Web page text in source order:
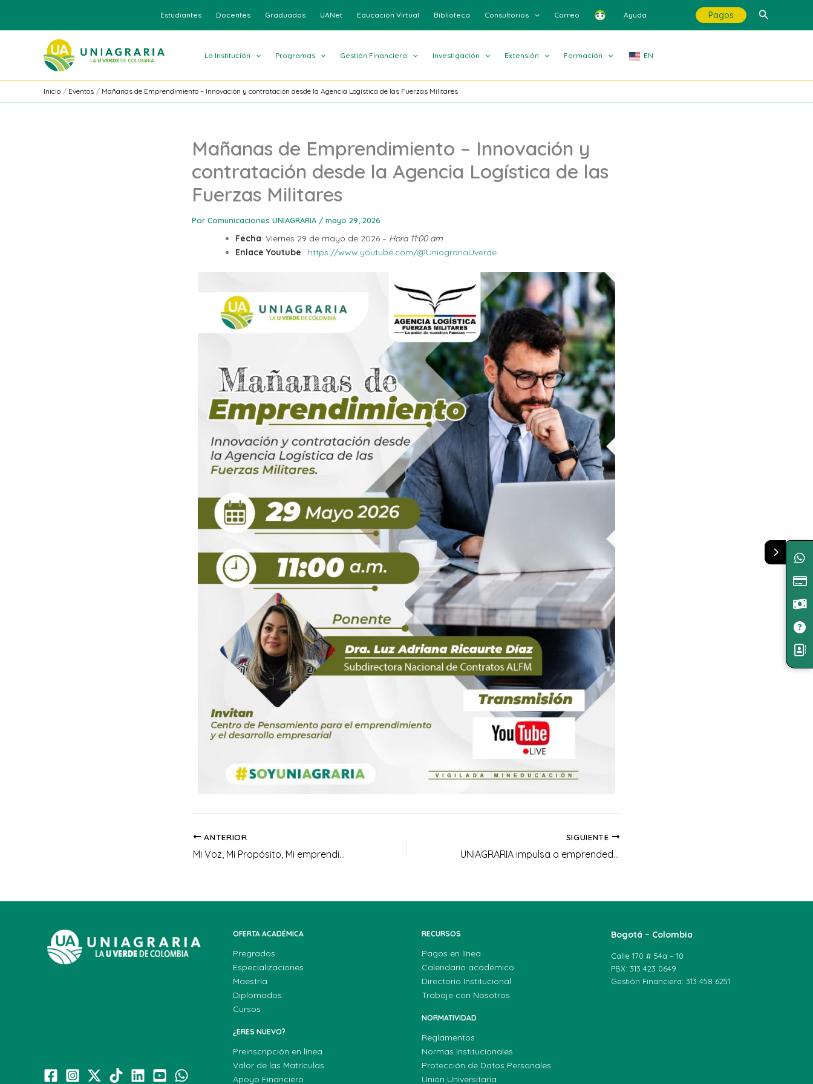
contenido
Estudiantes Docentes Graduados UANet Educación Virtual Biblioteca Consultorios Correo Ayuda Pagos Buscar
La Institución Programas Gestión Financiera Investigación Extensión Formación EN
Inicio Eventos Mañanas de Emprendimiento – Innovación y contratación desde la Agencia Logística de las Fuerzas Militares
Mañanas de Emprendimiento – Innovación y
contratación desde la Agencia Logística de las
Fuerzas Militares
Por Comunicaciones UNIAGRARIA / mayo 29, 2026
Fecha: Viernes 29 de mayo de 2026 – Hora 11:00 am
Enlace Youtube: https://www.youtube.com/@UniagrariaUverde
ANTERIOR
Mi Voz, Mi Propósito, Mi emprendimiento – Cap 11
SIGUIENTE
UNIAGRARIA impulsa a emprendedoras de Cundinamarca: no se pierda la charla con ‘Yiyizoo’, influencer del campo
OFERTA ACADÉMICA
Pregrados
Especializaciones
Maestría
Diplomados
Cursos
¿ERES NUEVO?
Preinscripción en línea
Valor de las Matrículas
Apoyo Financiero
RECURSOS
Pagos en línea
Calendario académico
Directorio Institucional
Trabaje con Nosotros
NORMATIVIDAD
Reglamentos
Normas Institucionales
Protección de Datos Personales
Unión Universitaria
Bogotá – Colombia
Calle 170 # 54a – 10
PBX: 313 423 0649
Gestión Financiera: 313 458 6251